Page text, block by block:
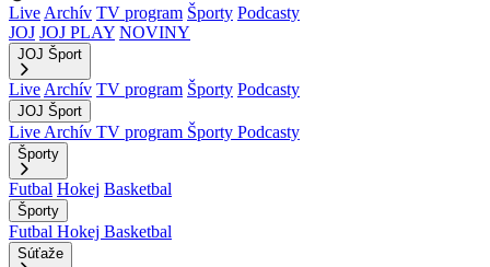
Live Archív TV program Športy Podcasty
JOJ JOJ PLAY NOVINY
JOJ Šport
Live Archív TV program Športy Podcasty
JOJ Šport
Live Archív TV program Športy Podcasty
Športy
Futbal Hokej Basketbal
Športy
Futbal Hokej Basketbal
Súťaže